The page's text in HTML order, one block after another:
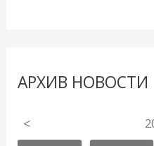
АРХИВ НОВОСТИ
<